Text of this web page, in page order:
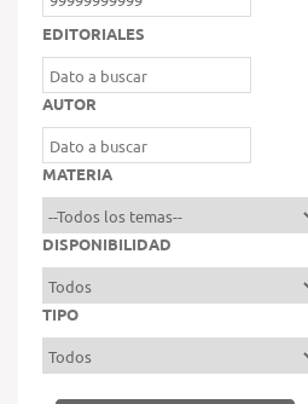
EDITORIALES
AUTOR
MATERIA
DISPONIBILIDAD
TIPO